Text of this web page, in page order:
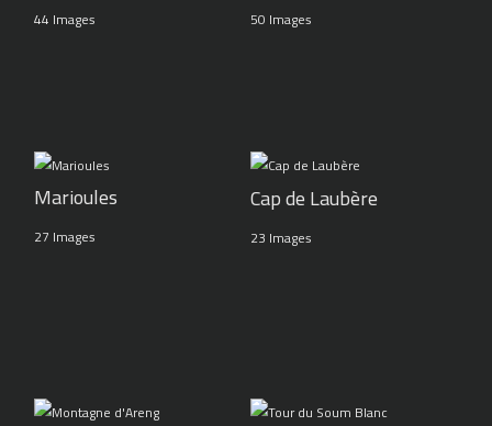
44 Images 50 Images
Marioules
27 Images
Cap de Laubère
23 Images